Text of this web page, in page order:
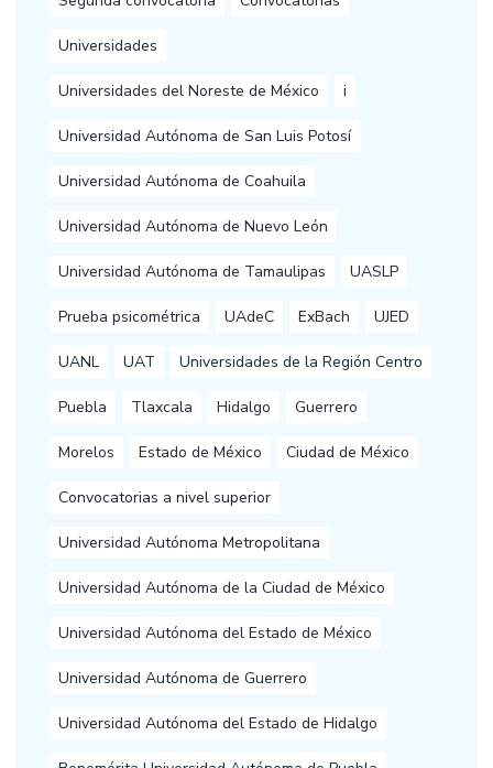
Universidades
Universidades del Noreste de México i
Universidad Autónoma de San Luis Potosí
Universidad Autónoma de Coahuila
Universidad Autónoma de Nuevo León
Universidad Autónoma de Tamaulipas UASLP
Prueba psicométrica UAdeC ExBach UJED
UANL UAT Universidades de la Región Centro
Puebla Tlaxcala Hidalgo Guerrero
Morelos Estado de México Ciudad de México
Convocatorias a nivel superior
Universidad Autónoma Metropolitana
Universidad Autónoma de la Ciudad de México
Universidad Autónoma del Estado de México
Universidad Autónoma de Guerrero
Universidad Autónoma del Estado de Hidalgo